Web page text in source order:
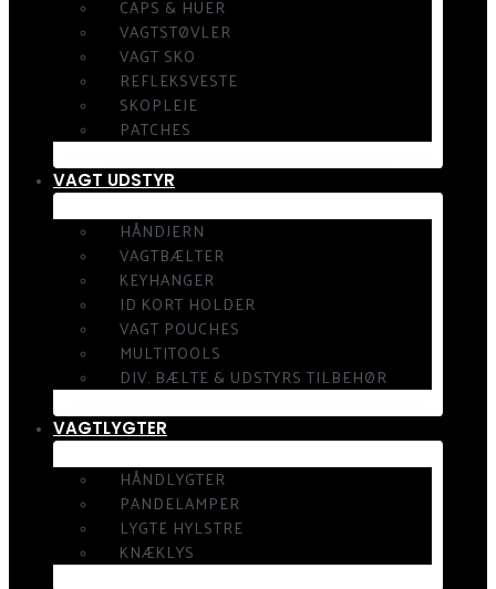
CAPS & HUER
VAGTSTØVLER
VAGT SKO
REFLEKSVESTE
SKOPLEJE
PATCHES
VAGT UDSTYR
HÅNDJERN
VAGTBÆLTER
KEYHANGER
ID KORT HOLDER
VAGT POUCHES
MULTITOOLS
DIV. BÆLTE & UDSTYRS TILBEHØR
VAGTLYGTER
HÅNDLYGTER
PANDELAMPER
LYGTE HYLSTRE
KNÆKLYS